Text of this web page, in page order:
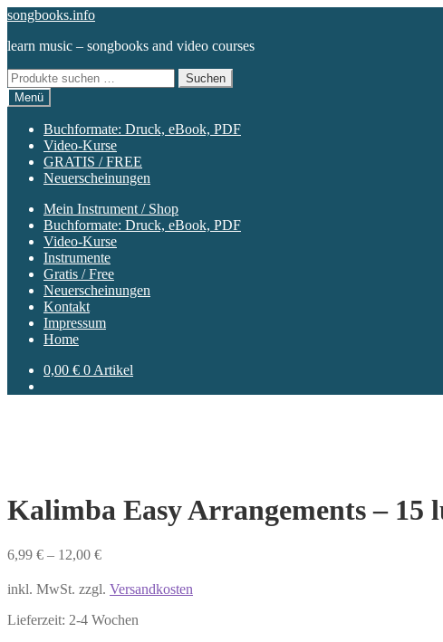
Zur
springen
Zum
springen
songbooks.info
learn music – songbooks and video courses
Suchen
nach:
Suchen
Menü
Buchformate: Druck, eBook, PDF
Video-Kurse
GRATIS / FREE
Neuerscheinungen
Mein Instrument / Shop
Buchformate: Druck, eBook, PDF
Video-Kurse
Instrumente
Gratis / Free
Neuerscheinungen
Kontakt
Impressum
Home
0,00 € 0 Artikel
Kalimba Easy Arrangements – 15
6,99 € – 12,00 €
inkl. MwSt. zzgl. Versandkosten
Lieferzeit: 2-4 Wochen